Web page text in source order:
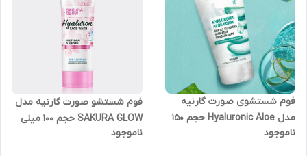
فوم شستشوی صورت گارنیه
مدل Hyaluronic Aloe حجم 150
میلی لیتر
ناموجود
فوم شستشو صورت گارنیه مدل
SAKURA GLOW حجم 100 میلی
لیتر
ناموجود